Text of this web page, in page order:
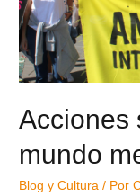
Acciones
mundo
Blog y Cultura / Por